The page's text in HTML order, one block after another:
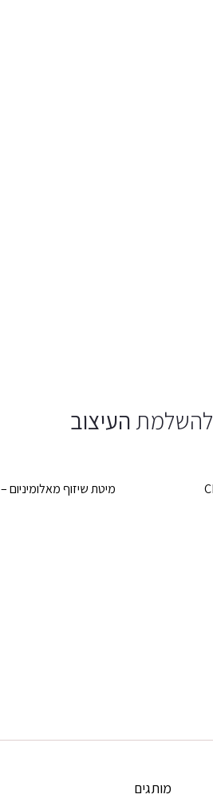
להשלמתהעיצוב
מיטת שיזוף מאלומיניום – CLEOSOFT
מותגים